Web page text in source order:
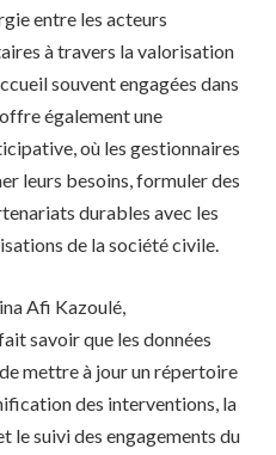
entre les acteurs
à travers la valorisation
souvent engagées dans
également une
où les gestionnaires
leurs besoins, formuler des
durables avec les
de la société civile.
Afi Kazoulé,
savoir que les données
mettre à jour un répertoire
des interventions, la
le suivi des engagements du